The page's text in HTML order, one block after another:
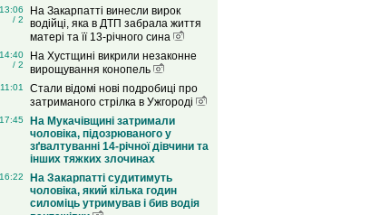
13:06
/ 2
На Закарпатті винесли вирок
водійці, яка в ДТП забрала життя
матері та її 13-річного сина
14:40
/ 2
На Хустщині викрили незаконне
вирощування конопель
11:01
Стали відомі нові подробиці про
затриманого стрілка в Ужгороді
17:45
На Мукачівщині затримали
чоловіка, підозрюваного у
зґвалтуванні 14-річної дівчини та
інших тяжких злочинах
16:22
На Закарпатті судитимуть
чоловіка, який кілька годин
силоміць утримував і бив водія